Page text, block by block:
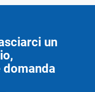
un
domanda